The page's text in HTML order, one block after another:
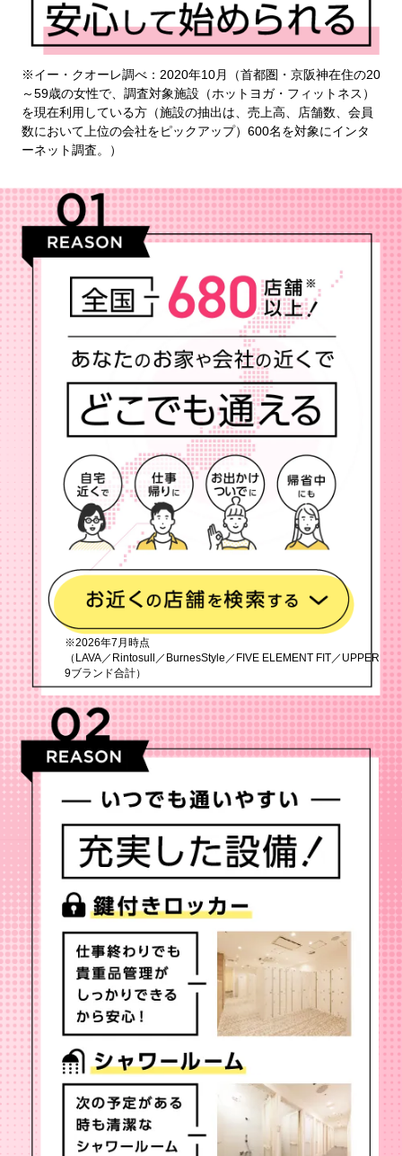
※イー・クオーレ調べ：2020年10月（首都圏・京阪神在住の20
～59歳の女性で、調査対象施設（ホットヨガ・フィットネス）
を現在利用している方（施設の抽出は、売上高、店舗数、会員
数において上位の会社をピックアップ）600名を対象にインタ
ーネット調査。）
※2026年7月時点
（LAVA／Rintosull／BurnesStyle／FIVE ELEMENT FIT／UPPER
9ブランド合計）